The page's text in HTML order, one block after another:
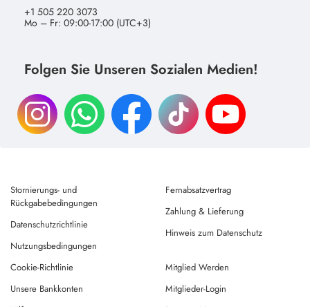
+1 505 220 3073
Mo – Fr: 09:00-17:00 (UTC+3)
Folgen Sie Unseren Sozialen Medien!
Stornierungs- und
Rückgabebedingungen
Datenschutzrichtlinie
Nutzungsbedingungen
Fernabsatzvertrag
Zahlung & Lieferung
Hinweis zum Datenschutz
Cookie-Richtlinie
Unsere Bankkonten
Mitglied Werden
Mitglieder-Login